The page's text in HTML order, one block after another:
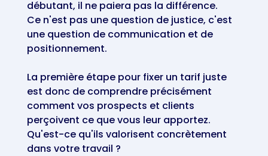
débutant, il ne paiera pas la différence.
Ce n'est pas une question de justice, c'est
une question de communication et de
positionnement.
La première étape pour fixer un tarif juste
est donc de comprendre précisément
comment vos prospects et clients
perçoivent ce que vous leur apportez.
Qu'est-ce qu'ils valorisent concrètement
dans votre travail ?